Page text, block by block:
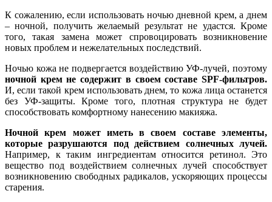
К сожалению, если использовать ночью дневной крем, а днем
– ночной, получить желаемый результат не удастся. Кроме
того, такая замена может спровоцировать возникновение
новых проблем и нежелательных последствий.
Ночью кожа не подвергается воздействию УФ-лучей, поэтому
ночной крем не содержит в своем составе SPF-фильтров.
И, если такой крем использовать днем, то кожа лица останется
без УФ-защиты. Кроме того, плотная структура не будет
способствовать комфортному нанесению макияжа.
Ночной крем может иметь в своем составе элементы,
которые разрушаются под действием солнечных лучей.
Например, к таким ингредиентам относится ретинол. Это
вещество под воздействием солнечных лучей способствует
возникновению свободных радикалов, ускоряющих процессы
старения.